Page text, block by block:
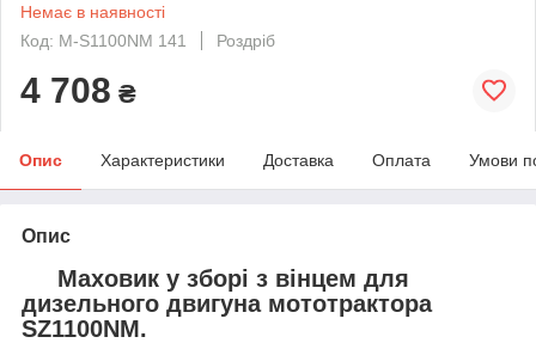
Немає в наявності
Код: M-S1100NM 141
Роздріб
4 708 ₴
Опис Характеристики Доставка Оплата Умови
Опис
Маховик у зборі з вінцем для
дизельного двигуна мототрактора
SZ1100NM.